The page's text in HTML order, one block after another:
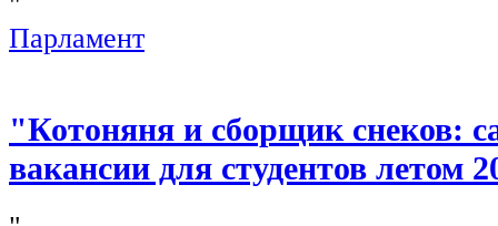
Парламент
"Котоняня и сборщик снеков:
вакансии для студентов летом